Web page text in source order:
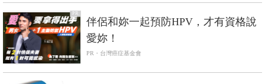
PR
伴侶和妳一起預防HPV，才有資格說
愛妳！
PR・台灣癌症基金會